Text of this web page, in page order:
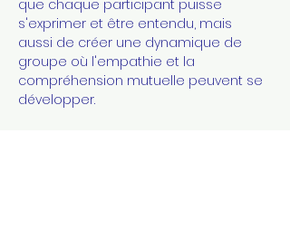
que chaque participant puisse
s'exprimer et être entendu, mais
aussi de créer une dynamique de
groupe où l'empathie et la
compréhension mutuelle peuvent se
développer.